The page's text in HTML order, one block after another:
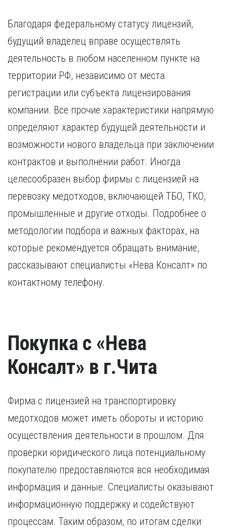
Благодаря федеральному статусу лицензий,
будущий владелец вправе осуществлять
деятельность в любом населенном пункте на
территории РФ, независимо от места
регистрации или субъекта лицензирования
компании. Все прочие характеристики напрямую
определяют характер будущей деятельности и
возможности нового владельца при заключении
контрактов и выполнении работ. Иногда
целесообразен выбор фирмы с лицензией на
перевозку медотходов, включающей ТБО, ТКО,
промышленные и другие отходы. Подробнее о
методологии подбора и важных факторах, на
которые рекомендуется обращать внимание,
рассказывают специалисты «Нева Консалт» по
контактному телефону.
Покупка с «Нева
Консалт» в г.Чита
Фирма с лицензией на транспортировку
медотходов может иметь обороты и историю
осуществления деятельности в прошлом. Для
проверки юридического лица потенциальному
покупателю предоставляются вся необходимая
информация и данные. Специалисты оказывают
информационную поддержку и содействуют
процессам. Таким образом, по итогам сделки